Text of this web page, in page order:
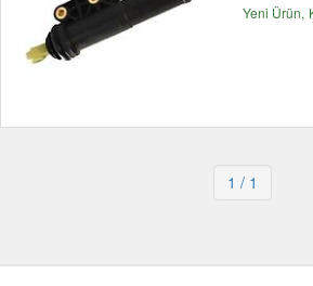
Yeni Ürün
1 / 1